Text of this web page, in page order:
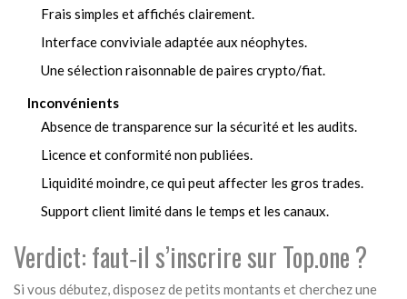
Frais simples et affichés clairement.
Interface conviviale adaptée aux néophytes.
Une sélection raisonnable de paires crypto/fiat.
Inconvénients
Absence de transparence sur la sécurité et les audits.
Licence et conformité non publiées.
Liquidité moindre, ce qui peut affecter les gros trades.
Support client limité dans le temps et les canaux.
Verdict: faut‑il s’inscrire sur Top.one ?
Si vous débutez, disposez de petits montants et cherchez une